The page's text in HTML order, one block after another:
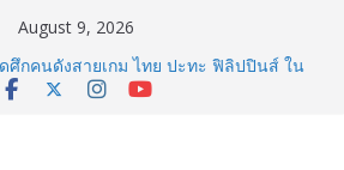
August 9, 2026
e-Commerce Expo 2026 ผนึกกว่า 50
ระกอบการไทยสู่ตลาดโลก คาดเงินสะพัด